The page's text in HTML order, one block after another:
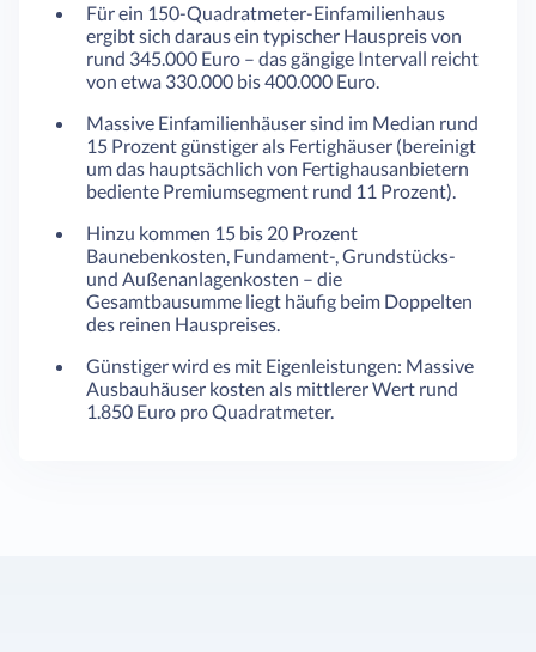
Für ein 150-Quadratmeter-Einfamilienhaus
ergibt sich daraus ein typischer Hauspreis von
rund 345.000 Euro – das gängige Intervall reicht
von etwa 330.000 bis 400.000 Euro.
Massive Einfamilienhäuser sind im Median rund
15 Prozent günstiger als Fertighäuser (bereinigt
um das hauptsächlich von Fertighausanbietern
bediente Premiumsegment rund 11 Prozent).
Hinzu kommen 15 bis 20 Prozent
Baunebenkosten, Fundament-, Grundstücks-
und Außenanlagenkosten – die
Gesamtbausumme liegt häufig beim Doppelten
des reinen Hauspreises.
Günstiger wird es mit Eigenleistungen: Massive
Ausbauhäuser kosten als mittlerer Wert rund
1.850 Euro pro Quadratmeter.